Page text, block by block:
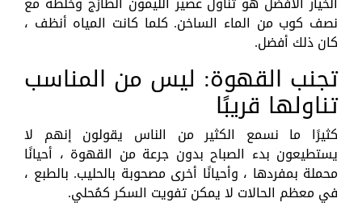
نصف كوب من الماء الساخن. كلما كانت المياه أنظف ،
كان ذلك أفضل.
تجنب القهوة: ليس من المناسب
تناولها قريبًا
كثيرًا ما نسمع الكثير من الناس يقولون إنهم لا
يستطيعون بدء الصباح بدون جرعة من القهوة ، أحيانًا
محملة بمفردها ، وأحيانًا أخرى مصحوبة بالحليب. بالطبع ،
في معظم الحالات لا يمكن تفويت السكر كمُحلي.